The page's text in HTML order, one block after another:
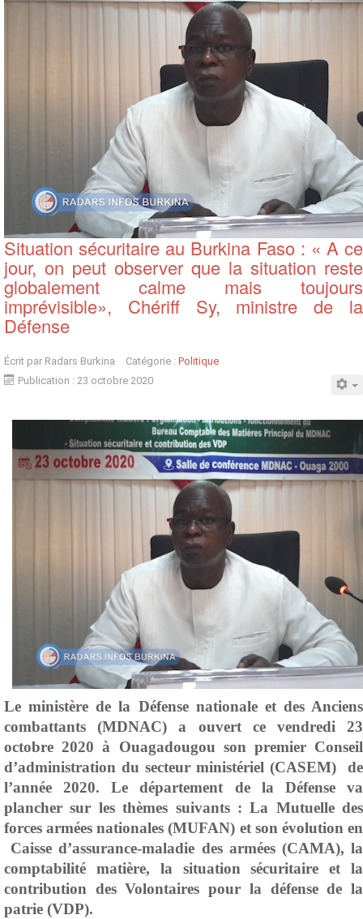
Situation sécuritaire au Burkina Faso : « A ce
jour, on peut observer que la situation reste
globalement calme mais toujours
imprévisible», Chériff Sy, ministre de la
Défense
Écrit par Radars Burkina Catégorie : Politique
Publication : 23 octobre 2020
Le ministère de la Défense nationale et des Anciens
combattants (MDNAC) a ouvert ce vendredi 23
octobre 2020 à Ouagadougou son premier Conseil
d’administration du secteur ministériel (CASEM) de
l’année 2020. Le département de la Défense va
plancher sur les thèmes suivants : La Mutuelle des
forces armées nationales (MUFAN) et son évolution en
Caisse d’assurance-maladie des armées (CAMA), la
comptabilité matière, la situation sécuritaire et la
contribution des Volontaires pour la défense de la
patrie (VDP).